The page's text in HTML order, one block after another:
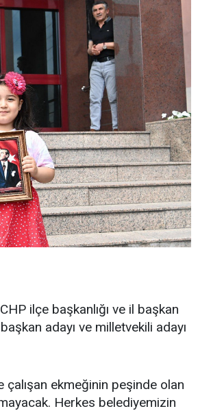
ilçe başkanlığı ve il başkan
adayı ve milletvekili adayı
ekmeğinin peşinde olan
Herkes belediyemizin